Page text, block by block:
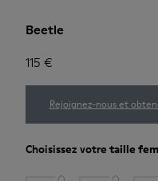
Beetle
115 €
Rejoignez-nous et
Choisissez votre taille